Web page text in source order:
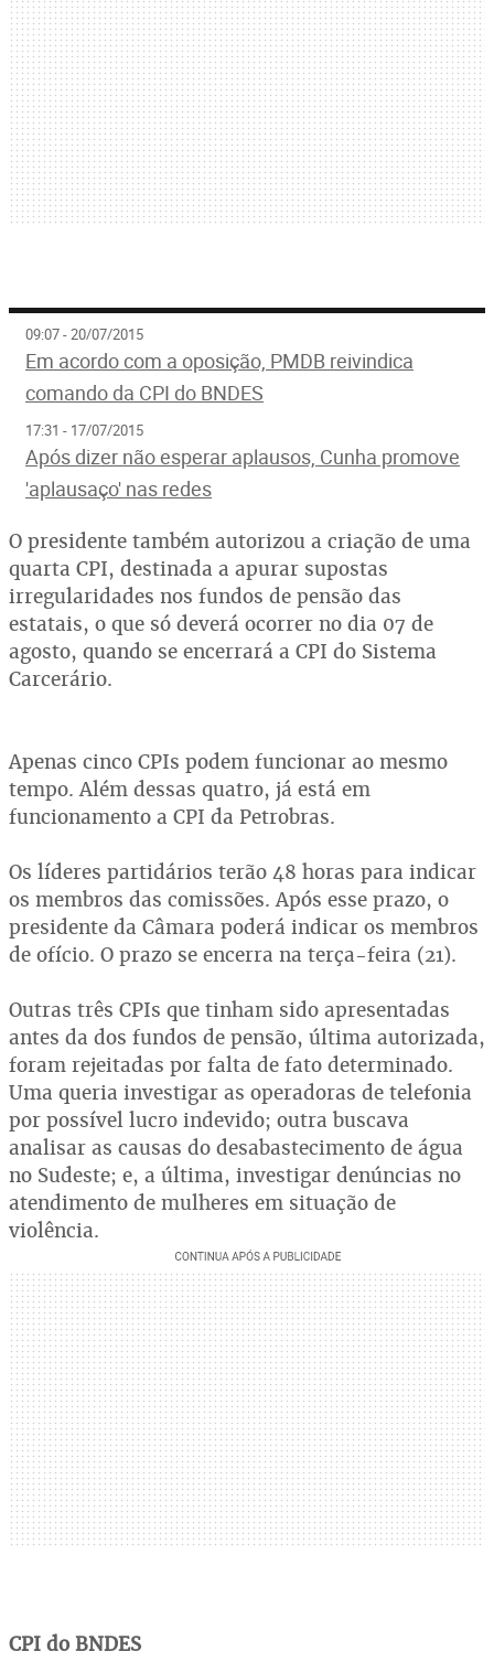
09:07 - 20/07/2015
Em acordo com a oposição, PMDB reivindica
comando da CPI do BNDES
17:31 - 17/07/2015
Após dizer não esperar aplausos, Cunha promove
'aplausaço' nas redes
O presidente também autorizou a criação de uma
quarta CPI, destinada a apurar supostas
irregularidades nos fundos de pensão das
estatais, o que só deverá ocorrer no dia 07 de
agosto, quando se encerrará a CPI do Sistema
Carcerário.
Apenas cinco CPIs podem funcionar ao mesmo
tempo. Além dessas quatro, já está em
funcionamento a CPI da Petrobras.
Os líderes partidários terão 48 horas para indicar
os membros das comissões. Após esse prazo, o
presidente da Câmara poderá indicar os membros
de ofício. O prazo se encerra na terça-feira (21).
Outras três CPIs que tinham sido apresentadas
antes da dos fundos de pensão, última autorizada,
foram rejeitadas por falta de fato determinado.
Uma queria investigar as operadoras de telefonia
por possível lucro indevido; outra buscava
analisar as causas do desabastecimento de água
no Sudeste; e, a última, investigar denúncias no
atendimento de mulheres em situação de
violência.
CPI do BNDES